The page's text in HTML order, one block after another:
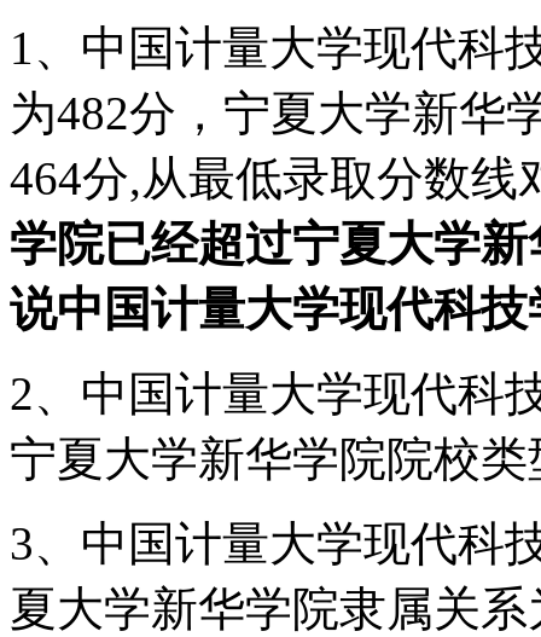
1、中国计量大学现代科
为482分，宁夏大学新华
464分,从最低录取分数线
学院已经超过宁夏大学
说中国计量大学现代科
2、中国计量大学现代科
宁夏大学新华学院院校
3、中国计量大学现代科
夏大学新华学院隶属关